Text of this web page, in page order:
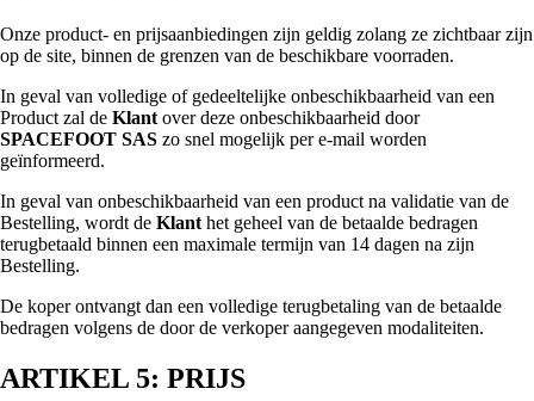
Onze product- en prijsaanbiedingen zijn geldig zolang ze zichtbaar zijn
op de site, binnen de grenzen van de beschikbare voorraden.
In geval van volledige of gedeeltelijke onbeschikbaarheid van een
Product zal de Klant over deze onbeschikbaarheid door
SPACEFOOT SAS zo snel mogelijk per e-mail worden
geïnformeerd.
In geval van onbeschikbaarheid van een product na validatie van de
Bestelling, wordt de Klant het geheel van de betaalde bedragen
terugbetaald binnen een maximale termijn van 14 dagen na zijn
Bestelling.
De koper ontvangt dan een volledige terugbetaling van de betaalde
bedragen volgens de door de verkoper aangegeven modaliteiten.
ARTIKEL 5: PRIJS